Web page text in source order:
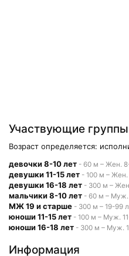
Участвующие группы
Возраст определяется:
девочки 8-10 лет - 60 м – Жен.
девушки 11-15 лет - 100 м – Жен.
девушки 16-18 лет - 300 м –
мальчики 8-10 лет - 60 м – Муж.
МЖ 19 и старше - 300 м – 19-99
юноши 11-15 лет - 100 м – Муж.
юноши 16-18 лет - 300 м – Муж.
Информация